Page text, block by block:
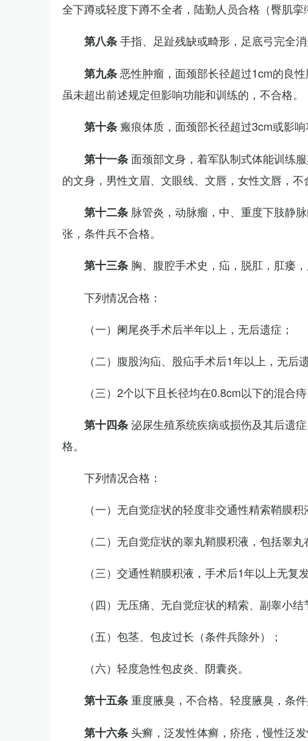
全下蹲或轻度下蹲不全者，陆勤人员合格（臀肌
第八条手指、足趾残缺或畸形，足底弓完全
第九条恶性肿瘤，面颈部长径超过1cm的良
虽未超出前述规定但影响功能和训练的，不合格。
第十条 瘢痕体质，面颈部长径超过3cm或影
第十一条面颈部文身，着军队制式体能训练
的文身，男性文眉、文眼线、文唇，女性文唇，不
第十二条 脉管炎，动脉瘤，中、重度下肢静
张，条件兵不合格。
第十三条 胸、腹腔手术史，疝，脱肛，肛瘘
下列情况合格：
（一）阑尾炎手术后半年以上，无后遗症；
（二）腹股沟疝、股疝手术后1年以上，无后
（三）2个以下且长径均在0.8cm以下的混合痔
第十四条泌尿生殖系统疾病或损伤及其后遗
格。
下列情况合格：
（一）无自觉症状的轻度非交通性精索鞘膜
（二）无自觉症状的睾丸鞘膜积液，包括睾
（三）交通性鞘膜积液，手术后1年以上无复
（四）无压痛、无自觉症状的精索、副睾小
（五）包茎、包皮过长（条件兵除外）；
（六）轻度急性包皮炎、阴囊炎。
第十五条重度腋臭，不合格。轻度腋臭，条件
第十六条 头癣，泛发性体癣，疥疮，慢性泛